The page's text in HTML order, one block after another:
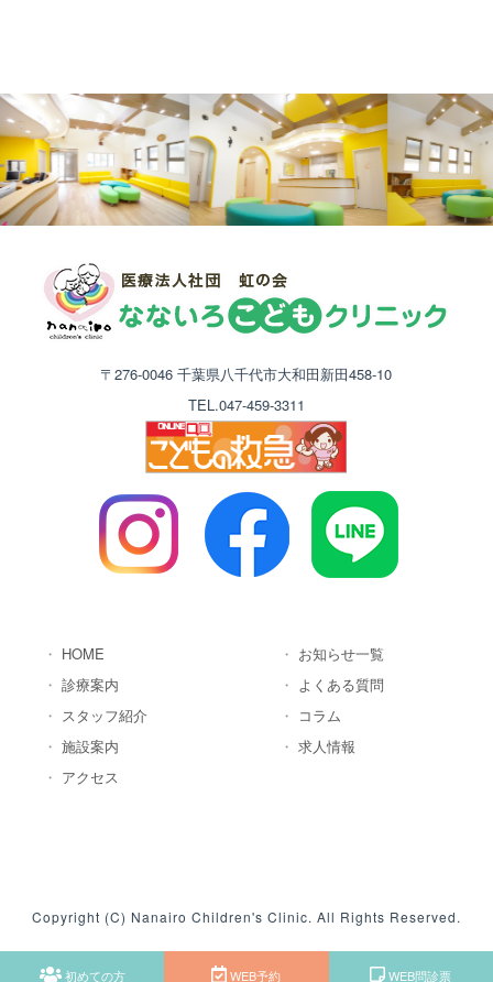
初めての方 WEB予約 WEB問診票
〒276-0046 千葉県八千代市大和田新田458-10
TEL.047-459-3311
HOME
診療案内
スタッフ紹介
施設案内
アクセス
お知らせ一覧
よくある質問
コラム
求人情報
Copyright (C) Nanairo Children's Clinic. All Rights Reserved.